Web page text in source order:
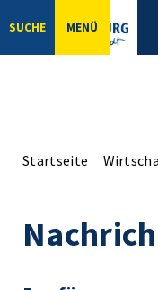
SUCHE MENÜ
Startseite